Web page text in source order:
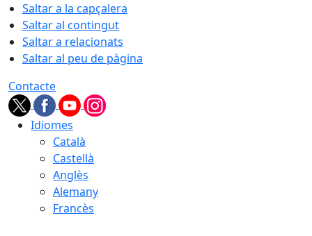
Saltar a la capçalera
Saltar al contingut
Saltar a relacionats
Saltar al peu de pàgina
Contacte
Idiomes
Català
Castellà
Anglès
Alemany
Francès